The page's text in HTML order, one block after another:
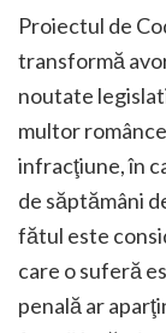
Proiectul de
transformă
noutate
multor
infracţiune, în
de săptămâni
fătul este
care o suferă
penală ar